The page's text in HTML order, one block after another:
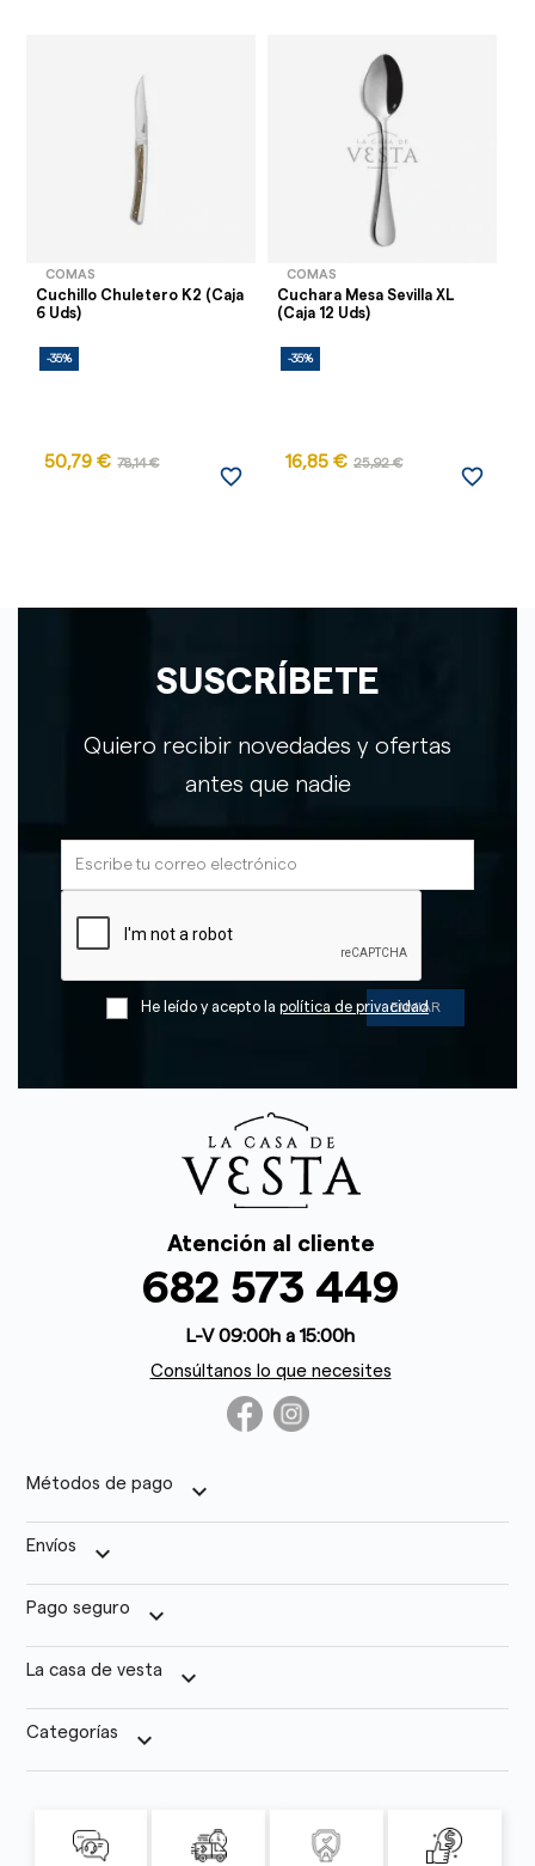
COMAS
Cuchillo Chuletero K2 (Caja
6 Uds)
-35%
50,79 € 78,14 €
favorite_border
COMAS
Cuchara Mesa Sevilla XL
(Caja 12 Uds)
-35%
16,85 € 25,92 €
favorite_border
SUSCRÍBETE
Quiero recibir novedades y ofertas
antes que nadie
He leído y acepto la política de privacidad
Atención al cliente
682 573 449
L-V 09:00h a 15:00h
Consúltanos lo que necesites
Métodos de pago keyboard_arrow_down
Envíos keyboard_arrow_down
Pago seguro keyboard_arrow_down
La casa de vesta keyboard_arrow_down
Categorías keyboard_arrow_down